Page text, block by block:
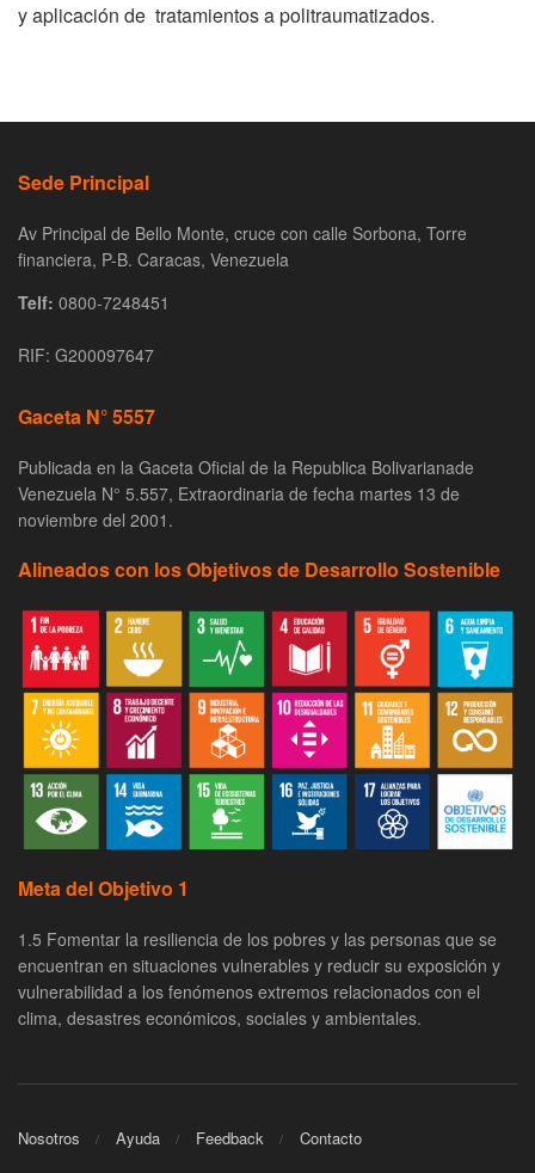
y aplicación de tratamientos a politraumatizados.
Sede Principal
Av Principal de Bello Monte, cruce con calle Sorbona, Torre
financiera, P-B. Caracas, Venezuela
Telf: 0800-7248451
RIF: G200097647
Gaceta N° 5557
Publicada en la Gaceta Oficial de la Republica Bolivarianade
Venezuela N° 5.557, Extraordinaria de fecha martes 13 de
noviembre del 2001.
Alineados con los Objetivos de Desarrollo Sostenible
Meta del Objetivo 1
1.5 Fomentar la resiliencia de los pobres y las personas que se
encuentran en situaciones vulnerables y reducir su exposición y
vulnerabilidad a los fenómenos extremos relacionados con el
clima, desastres económicos, sociales y ambientales.
Nosotros Ayuda Feedback Contacto